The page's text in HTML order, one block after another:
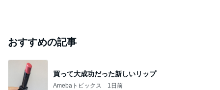
おすすめの記事
買って大成功だった新しいリップ
Amebaトピックス 1日前